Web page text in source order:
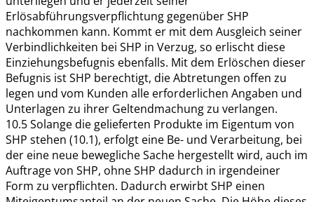
Erlösabführungsverpflichtung gegenüber SHP
nachkommen kann. Kommt er mit dem Ausgleich seiner
Verbindlichkeiten bei SHP in Verzug, so erlischt diese
Einziehungsbefugnis ebenfalls. Mit dem Erlöschen dieser
Befugnis ist SHP berechtigt, die Abtretungen offen zu
legen und vom Kunden alle erforderlichen Angaben und
Unterlagen zu ihrer Geltendmachung zu verlangen.
10.5 Solange die gelieferten Produkte im Eigentum von
SHP stehen (10.1), erfolgt eine Be- und Verarbeitung, bei
der eine neue bewegliche Sache hergestellt wird, auch im
Auftrage von SHP, ohne SHP dadurch in irgendeiner
Form zu verpflichten. Dadurch erwirbt SHP einen